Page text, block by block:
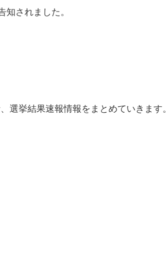
されました。
選挙結果速報情報をまとめていきます。